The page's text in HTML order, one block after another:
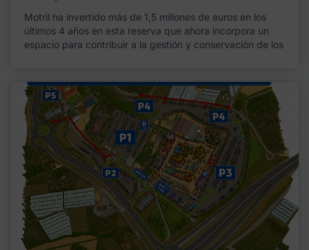
Motril ha invertido más de 1,5 millones de euros en los
últimos 4 años en esta reserva que ahora incorpora un
espacio para contribuir a la gestión y conservación de los